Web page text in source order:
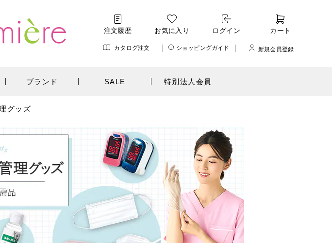
注文履歴 お気に入り ログイン カート
カタログ注文 ショッピングガイド 新規会員登録
ブランド SALE 特別法人会員
グッズ